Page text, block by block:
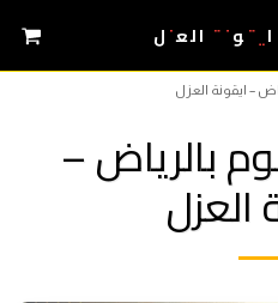
العزل
– ايقونة العزل
بالرياض –
العزل